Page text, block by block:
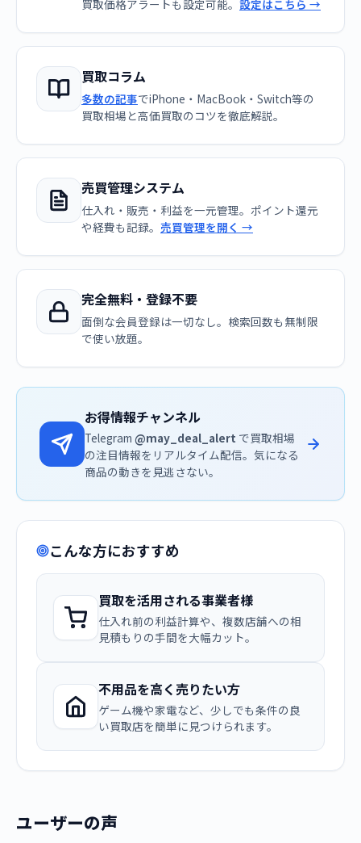
買取価格アラートも設定可能。 設定はこちら →
買取コラム
多数の記事でiPhone・MacBook・Switch等の
買取相場と高価買取のコツを徹底解説。
売買管理システム
仕入れ・販売・利益を一元管理。ポイント還元
や経費も記録。 売買管理を開く →
完全無料・登録不要
面倒な会員登録は一切なし。検索回数も無制限
で使い放題。
お得情報チャンネル
Telegram @may_deal_alert で買取相場
の注目情報をリアルタイム配信。気になる
商品の動きを見逃さない。
こんな方におすすめ
買取を活用される事業者様
仕入れ前の利益計算や、複数店舗への相
見積もりの手間を大幅カット。
不用品を高く売りたい方
ゲーム機や家電など、少しでも条件の良
い買取店を簡単に見つけられます。
ユーザーの声